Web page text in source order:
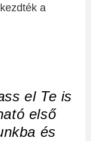
a
el Te is
első
és